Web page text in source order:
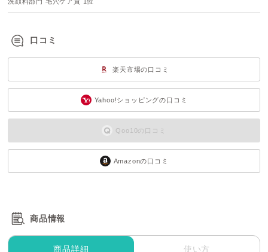
口コミ
楽天市場の口コミ
Yahoo!ショッピングの口コミ
Qoo10の口コミ
Amazonの口コミ
商品情報
商品詳細 使い方